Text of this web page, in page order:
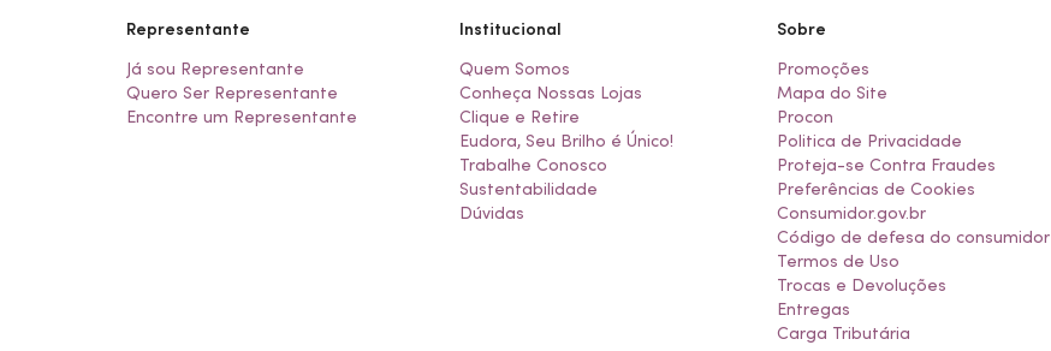
Representante
Já sou Representante
Quero Ser Representante
Encontre um Representante
Institucional
Quem Somos
Conheça Nossas Lojas
Clique e Retire
Eudora, Seu Brilho é Único!
Trabalhe Conosco
Sustentabilidade
Dúvidas
Sobre
Promoções
Mapa do Site
Procon
Politica de Privacidade
Proteja-se Contra Fraudes
Preferências de Cookies
Consumidor.gov.br
Código de defesa do consumidor
Termos de Uso
Trocas e Devoluções
Entregas
Carga Tributária